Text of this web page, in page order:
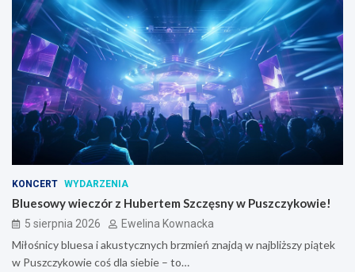
KONCERT WYDARZENIA
Bluesowy wieczór z Hubertem Szczęsny w Puszczykowie!
5 sierpnia 2026 Ewelina Kownacka
Miłośnicy bluesa i akustycznych brzmień znajdą w najbliższy piątek
w Puszczykowie coś dla siebie – to…